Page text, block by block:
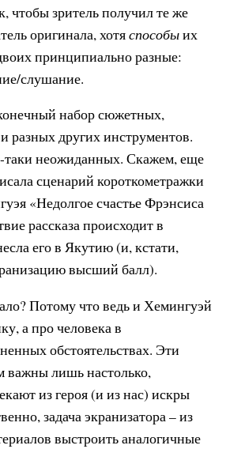
чтобы зритель получил те же
оригинала, хотяспособыих
принципиально разные:
слушание.
набор сюжетных,
разных других инструментов.
таки неожиданных. Скажем, еще
сценарий короткометражки
«Недолгое счастье Фрэнсиса
рассказа происходит в
его в Якутию (и, кстати,
высший балл).
Потому что ведь и Хемингуэй
а про человека в
обстоятельствах. Эти
важны лишь настолько,
из героя (и из нас) искры
задача экранизатора – из
выстроить аналогичные